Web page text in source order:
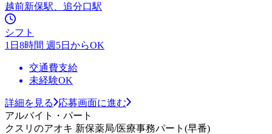
越前新保駅、追分口駅
シフト
1日8時間 週5日からOK
交通費支給
未経験OK
詳細を見る
応募画面に進む
アルバイト・パート
クスリのアオキ 新保薬局/医療事務パート(早番)